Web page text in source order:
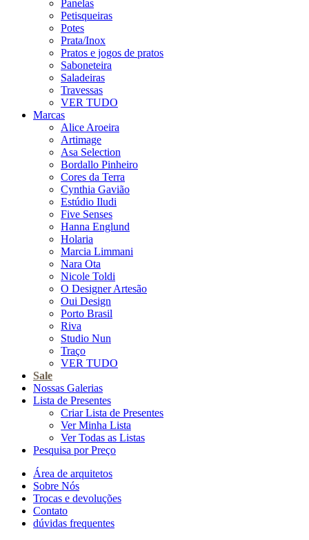
Panelas
Petisqueiras
Potes
Prata/Inox
Pratos e jogos de pratos
Saboneteira
Saladeiras
Travessas
VER TUDO
Marcas
Alice Aroeira
Artimage
Asa Selection
Bordallo Pinheiro
Cores da Terra
Cynthia Gavião
Estúdio Iludi
Five Senses
Hanna Englund
Holaria
Marcia Limmani
Nara Ota
Nicole Toldi
O Designer Artesão
Oui Design
Porto Brasil
Riva
Studio Nun
Traço
VER TUDO
Sale
Nossas Galerias
Lista de Presentes
Criar Lista de Presentes
Ver Minha Lista
Ver Todas as Listas
Pesquisa por Preço
Área de arquitetos
Sobre Nós
Trocas e devoluções
Contato
dúvidas frequentes